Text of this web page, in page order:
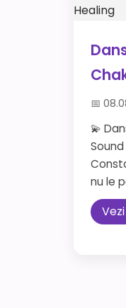
📅
💫
nu le